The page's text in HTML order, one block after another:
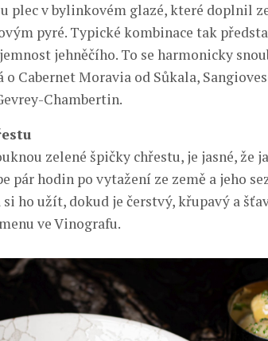
plec v bylinkovém glazé, které doplnil
pyré. Typické kombinace tak
jehněčího. To se harmonicky
Cabernet Moravia od Sůkala,
Chambertin.
zelené špičky chřestu, je jasné, že
pár hodin po vytažení ze země a jeho
ho užít, dokud je čerstvý, křupavý a
ve Vinografu.